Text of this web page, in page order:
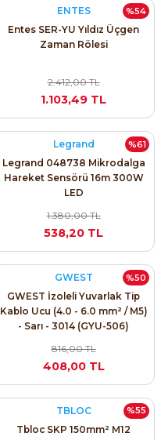
SIMATIC SAFETY
SIMATIC TIA PORTAL HMI Yazılımları
SIMATIC Yazılım Paketleri
SIRIUS SAFETY
%54
ENTES
Entes SER-YU Yıldız Üçgen
Zaman Rölesi
2.412,00 TL
1.103,49 TL
%61
Legrand
Legrand 048738 Mikrodalga
Hareket Sensörü 16m 300W
LED
1.380,00 TL
538,20 TL
%50
GWEST
GWEST İzoleli Yuvarlak Tip
Kablo Ucu (4.0 - 6.0 mm² / M5)
- Sarı - 3014 (GYU-506)
816,00 TL
408,00 TL
%55
TBLOC
Tbloc SKP 150mm² M12